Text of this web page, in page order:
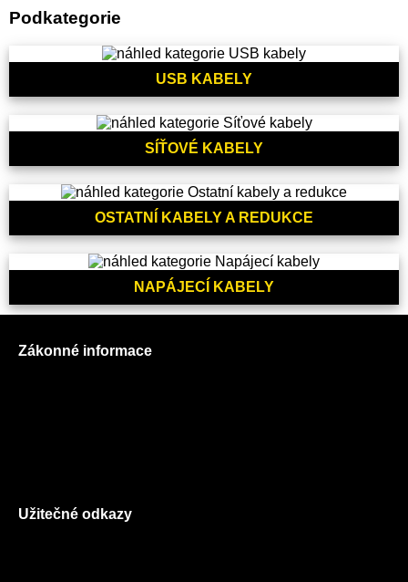
Podkategorie
USB KABELY
SÍŤOVÉ KABELY
OSTATNÍ KABELY A REDUKCE
NAPÁJECÍ KABELY
Zákonné informace
Užitečné odkazy